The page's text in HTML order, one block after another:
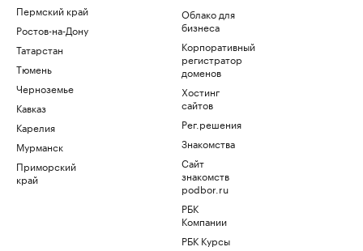
Пермский край
Ростов-на-Дону
Татарстан
Тюмень
Черноземье
Кавказ
Карелия
Мурманск
Приморский
край
Облако для
бизнеса
Корпоративный
регистратор
доменов
Хостинг
сайтов
Рег.решения
Знакомства
Сайт
знакомств
podbor.ru
РБК
Компании
РБК Курсы